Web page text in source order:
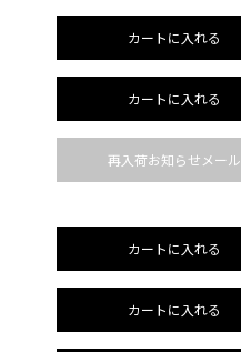
カートに入れる
カートに入れる
再入荷お知らせメール
カートに入れる
カートに入れる